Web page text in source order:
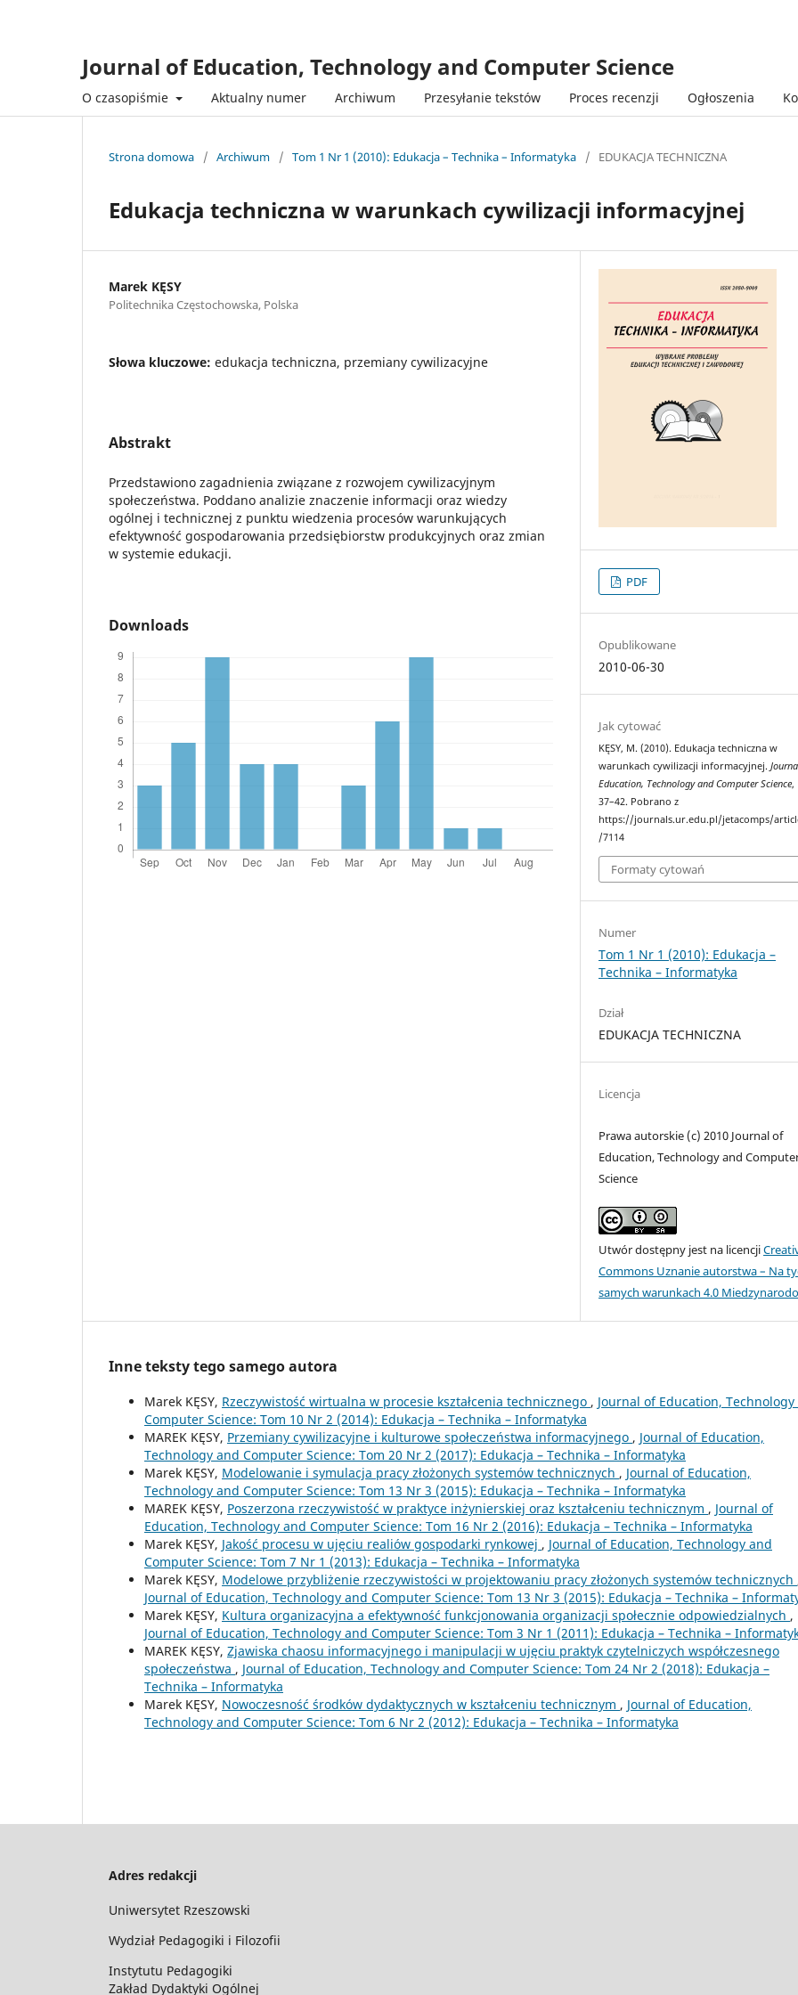
Journal of Education, Technology and Computer Science
O czasopiśmie Aktualny numer Archiwum Przesyłanie tekstów Proces recenzji Ogłoszenia
Strona domowa / Archiwum / Tom 1 Nr 1 (2010): Edukacja – Technika – Informatyka / EDUKACJA TECHNICZNA
Edukacja techniczna w warunkach cywilizacji informacyjnej
Marek KĘSY
Politechnika Częstochowska, Polska
Słowa kluczowe: edukacja techniczna, przemiany cywilizacyjne
Abstrakt
Przedstawiono zagadnienia związane z rozwojem cywilizacyjnym
społeczeństwa. Poddano analizie znaczenie informacji oraz wiedzy
ogólnej i technicznej z punktu wiedzenia procesów warunkujących
efektywność gospodarowania przedsiębiorstw produkcyjnych oraz zmian
w systemie edukacji.
Downloads
PDF
Opublikowane
2010-06-30
Jak cytować
KĘSY, M. (2010). Edukacja techniczna w
warunkach cywilizacji informacyjnej.
Education, Technology and Computer Science,
37–42. Pobrano z
https://journals.ur.edu.pl/jetacomps/
/7114
Formaty cytowań
Numer
Tom 1 Nr 1 (2010): Edukacja –
Technika – Informatyka
Dział
EDUKACJA TECHNICZNA
Licencja
Prawa autorskie (c) 2010 Journal of
Education, Technology and
Science
Utwór dostępny jest na licencji
Commons Uznanie autorstwa – Na
samych warunkach 4.0
Inne teksty tego samego autora
Marek KĘSY, Rzeczywistość wirtualna w procesie kształcenia technicznego , Journal of Education, Technology
Computer Science: Tom 10 Nr 2 (2014): Edukacja – Technika – Informatyka
MAREK KĘSY, Przemiany cywilizacyjne i kulturowe społeczeństwa informacyjnego , Journal of Education,
Technology and Computer Science: Tom 20 Nr 2 (2017): Edukacja – Technika – Informatyka
Marek KĘSY, Modelowanie i symulacja pracy złożonych systemów technicznych , Journal of Education,
Technology and Computer Science: Tom 13 Nr 3 (2015): Edukacja – Technika – Informatyka
MAREK KĘSY, Poszerzona rzeczywistość w praktyce inżynierskiej oraz kształceniu technicznym , Journal of
Education, Technology and Computer Science: Tom 16 Nr 2 (2016): Edukacja – Technika – Informatyka
Marek KĘSY, Jakość procesu w ujęciu realiów gospodarki rynkowej , Journal of Education, Technology and
Computer Science: Tom 7 Nr 1 (2013): Edukacja – Technika – Informatyka
Marek KĘSY, Modelowe przybliżenie rzeczywistości w projektowaniu pracy złożonych systemów technicznych
Journal of Education, Technology and Computer Science: Tom 13 Nr 3 (2015): Edukacja – Technika –
Marek KĘSY, Kultura organizacyjna a efektywność funkcjonowania organizacji społecznie odpowiedzialnych ,
Journal of Education, Technology and Computer Science: Tom 3 Nr 1 (2011): Edukacja – Technika –
MAREK KĘSY, Zjawiska chaosu informacyjnego i manipulacji w ujęciu praktyk czytelniczych współczesnego
społeczeństwa , Journal of Education, Technology and Computer Science: Tom 24 Nr 2 (2018): Edukacja –
Technika – Informatyka
Marek KĘSY, Nowoczesność środków dydaktycznych w kształceniu technicznym , Journal of Education,
Technology and Computer Science: Tom 6 Nr 2 (2012): Edukacja – Technika – Informatyka
Adres redakcji
Uniwersytet Rzeszowski
Wydział Pedagogiki i Filozofii
Instytutu Pedagogiki
Zakład Dydaktyki Ogólnej